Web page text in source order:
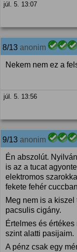
júl. 5. 13:07
8/13 anonim
Nekem nem ez a
júl. 5. 13:56
9/13 anonim
Én abszolút.
is az a tucat
elektromos
fekete fehér
Meg nem is a
pacsulis cigány.
Értelmes és
szint alatti pasijaim.
A pénz csak egy